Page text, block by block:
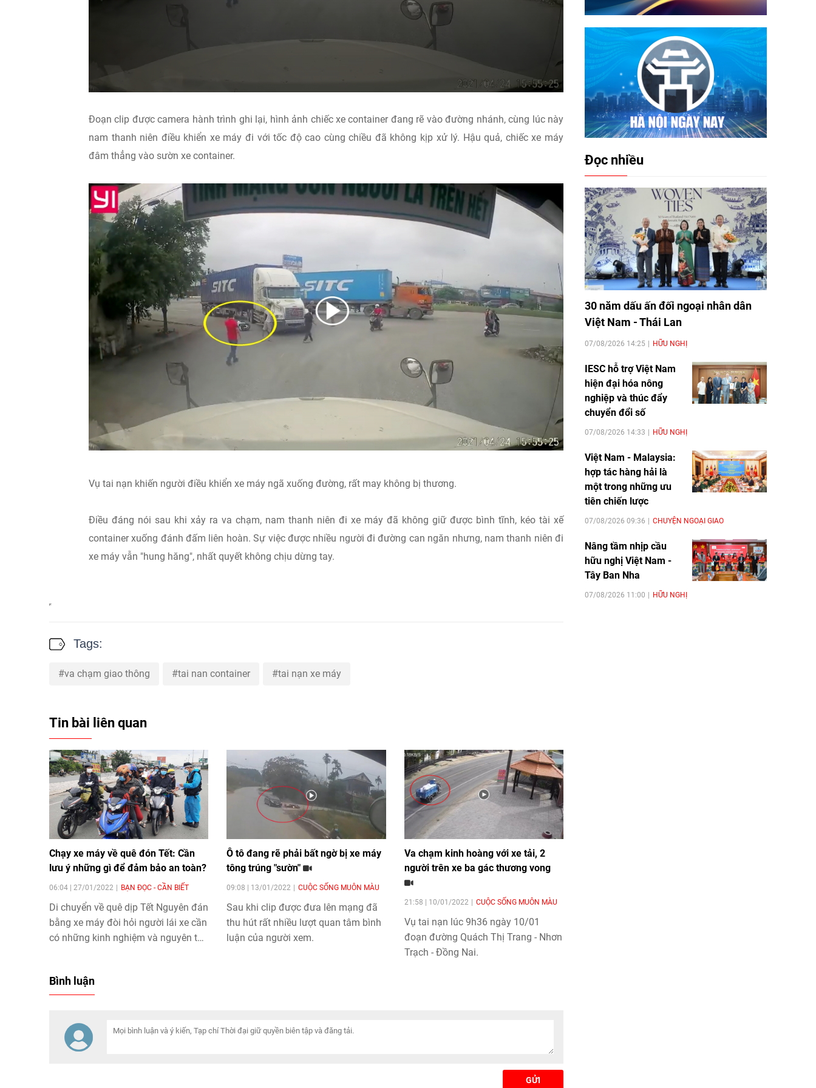
Đoạn clip được camera hành trình ghi lại, hình ảnh chiếc xe container đang rẽ vào đường nhánh, cùng lúc này
nam thanh niên điều khiển xe máy đi với tốc độ cao cùng chiều đã không kịp xử lý. Hậu quả, chiếc xe máy
đâm thẳng vào sườn xe container.
Vụ tai nạn khiến người điều khiển xe máy ngã xuống đường, rất may không bị thương.
Điều đáng nói sau khi xảy ra va chạm, nam thanh niên đi xe máy đã không giữ được bình tĩnh, kéo tài xế
container xuống đánh đấm liên hoàn. Sự việc được nhiều người đi đường can ngăn nhưng, nam thanh niên đi
xe máy vẫn "hung hăng", nhất quyết không chịu dừng tay.
Tags:
va chạm giao thông tai nan container tai nạn xe máy
Tin bài liên quan
Chạy xe máy về quê đón Tết: Cần
lưu ý những gì để đảm bảo an toàn?
06:04 | 27/01/2022 BẠN ĐỌC - CẦN BIẾT
Di chuyển về quê dịp Tết Nguyên đán
bằng xe máy đòi hỏi người lái xe cần
có những kinh nghiệm và nguyên tắc
miền, chủ xe cần điều chỉnh thời gian
xuất phát và tốc độ di chuyển.
Ô tô đang rẽ phải bất ngờ bị xe máy
tông trúng "sườn"
09:08 | 13/01/2022 CUỘC SỐNG MUÔN MÀU
Sau khi clip được đưa lên mạng đã
thu hút rất nhiều lượt quan tâm bình
luận của người xem.
Va chạm kinh hoàng với xe tải, 2
người trên xe ba gác thương vong
21:58 | 10/01/2022 CUỘC SỐNG MUÔN MÀU
Vụ tai nạn lúc 9h36 ngày 10/01
đoạn đường Quách Thị Trang - Nhơn
Trạch - Đồng Nai.
Bình luận
GỬI
Đọc nhiều
30 năm dấu ấn đối ngoại nhân dân
Việt Nam - Thái Lan
07/08/2026 14:25 HỮU NGHỊ
IESC hỗ trợ Việt Nam
hiện đại hóa nông
nghiệp và thúc đẩy
chuyển đổi số
07/08/2026 14:33 HỮU NGHỊ
Việt Nam - Malaysia:
hợp tác hàng hải là
một trong những ưu
tiên chiến lược
07/08/2026 09:36 CHUYỆN NGOẠI GIAO
Nâng tầm nhịp cầu
hữu nghị Việt Nam -
Tây Ban Nha
07/08/2026 11:00 HỮU NGHỊ